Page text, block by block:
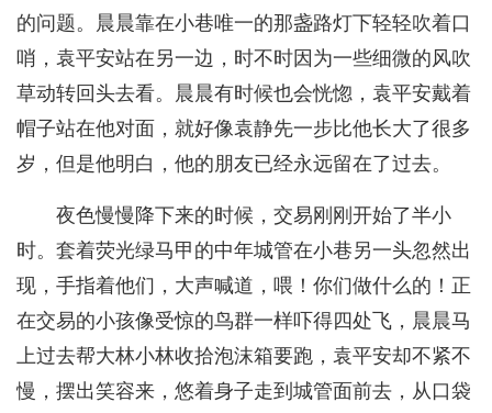
的问题。晨晨靠在小巷唯一的那盏路灯下轻轻吹着口
哨，袁平安站在另一边，时不时因为一些细微的风吹
草动转回头去看。晨晨有时候也会恍惚，袁平安戴着
帽子站在他对面，就好像袁静先一步比他长大了很多
岁，但是他明白，他的朋友已经永远留在了过去。
夜色慢慢降下来的时候，交易刚刚开始了半小
时。套着荧光绿马甲的中年城管在小巷另一头忽然出
现，手指着他们，大声喊道，喂！你们做什么的！正
在交易的小孩像受惊的鸟群一样吓得四处飞，晨晨马
上过去帮大林小林收拾泡沫箱要跑，袁平安却不紧不
慢，摆出笑容来，悠着身子走到城管面前去，从口袋